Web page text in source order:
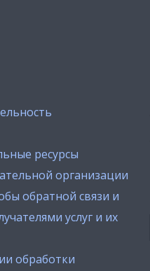
ресурсы
организации
обратной связи и
услуг и их
обработки